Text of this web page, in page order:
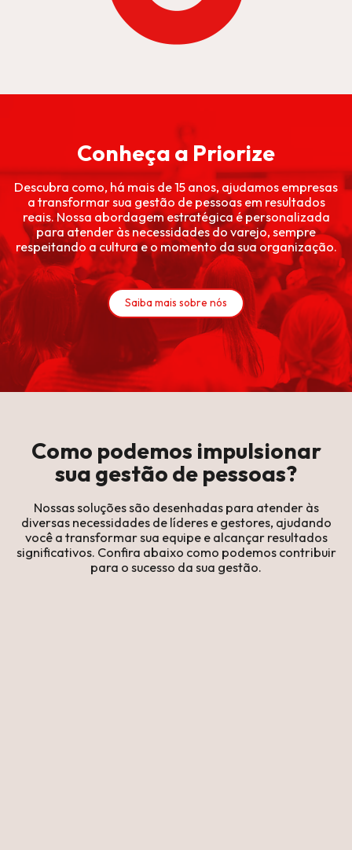
Conheça a Priorize
Descubra como, há mais de 15 anos, ajudamos empresas
a transformar sua gestão de pessoas em resultados
reais. Nossa abordagem estratégica é personalizada
para atender às necessidades do varejo, sempre
respeitando a cultura e o momento da sua organização.
Saiba mais sobre nós
Como podemos impulsionar
sua gestão de pessoas?
Nossas soluções são desenhadas para atender às
diversas necessidades de líderes e gestores, ajudando
você a transformar sua equipe e alcançar resultados
significativos. Confira abaixo como podemos contribuir
para o sucesso da sua gestão.